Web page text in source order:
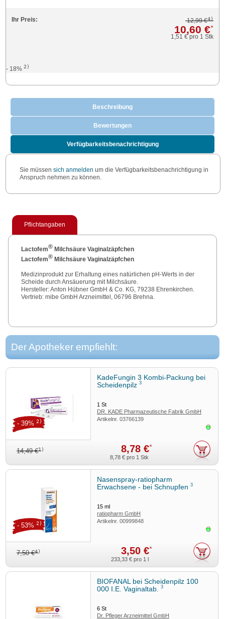
Ihr Preis: 12,99 €4)
10,60 €*
1,51 €pro 1 Stk
- 18%2)
Beschreibung
Bewertungen
Verfügbarkeitsbenachrichtigung
Sie müssen sich anmelden um die Verfügbarkeitsbenachrichtigung in
Anspruch nehmen zu können.
Pflichtangaben
Lactofem®Milchsäure Vaginalzäpfchen
Lactofem®Milchsäure Vaginalzäpfchen
Medizinprodukt zur Erhaltung eines natürlichen pH-Werts in der
Scheide durch Ansäuerung mit Milchsäure.
Hersteller: Anton Hübner GmbH & Co. KG, 79238 Ehrenkirchen.
Vertrieb: mibe GmbH Arzneimittel, 06796 Brehna.
Der Apotheker empfiehlt:
KadeFungin 3 Kombi-Packung bei
Scheidenpilz3
1St
DR. KADE Pharmazeutische Fabrik GmbH
Artikelnr.03766139
14,49 €1) 8,78 €*
- 39% 2)
8,78 € pro 1 Stk
Nasenspray-ratiopharm
Erwachsene - bei Schnupfen3
15ml
ratiopharm GmbH
Artikelnr.00999848
7,50 €4) 3,50 €*
- 53% 2)
233,33 € pro 1 l
BIOFANAL bei Scheidenpilz 100
000 I.E. Vaginaltab.3
6St
Dr. Pfleger Arzneimittel GmbH